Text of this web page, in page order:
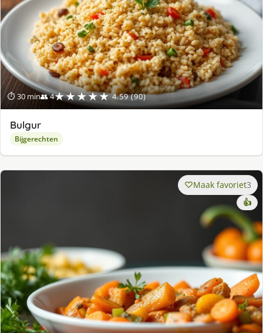
⏱ 30 min👥 4★★★★★ 4.59 (90)
Bulgur
Bijgerechten
Maak favoriet3
👍